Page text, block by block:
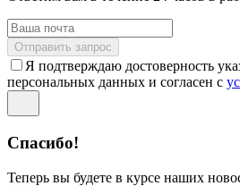
Отправить запрос
Я подтверждаю достоверность
персональных данных и согласен с
Спасибо!
Теперь вы будете в курсе наших